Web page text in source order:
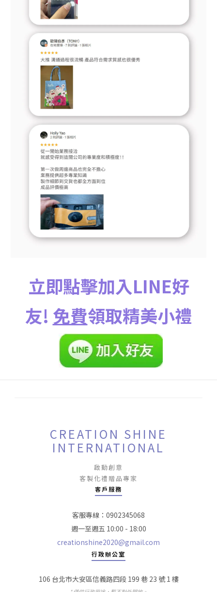
立即點擊加入LINE好
友! 免費領取精美小禮
CREATION SHINE
INTERNATIONAL
啟動創意
客製化禮贈品專家
客戶服務
客服專線：0902345068
週一至週五 10:00 - 18:00
creationshine2020@gmail.com
行政辦公室
106 台北市大安區信義路四段 199 巷 23 號 1 樓